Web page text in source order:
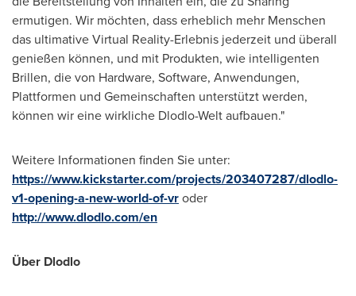
ermutigen. Wir möchten, dass erheblich mehr Menschen
das ultimative Virtual Reality-Erlebnis jederzeit und überall
genießen können, und mit Produkten, wie intelligenten
Brillen, die von Hardware, Software, Anwendungen,
Plattformen und Gemeinschaften unterstützt werden,
können wir eine wirkliche Dlodlo-Welt aufbauen."
Weitere Informationen finden Sie unter:
https://www.kickstarter.com/projects/203407287/dlodlo-
v1-opening-a-new-world-of-vroder
http://www.dlodlo.com/en
Über Dlodlo